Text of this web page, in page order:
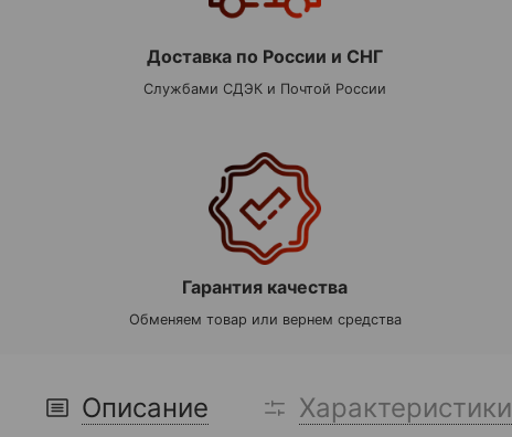
Доставка по России и СНГ
Службами СДЭК и Почтой России
Гарантия качества
Обменяем товар или вернем средства
Описание Характеристики